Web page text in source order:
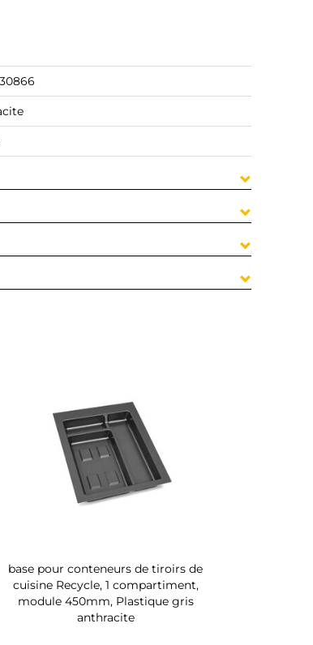
base pour conteneurs de tiroirs de
cuisine Recycle, 1 compartiment,
module 450mm, Plastique gris
anthracite